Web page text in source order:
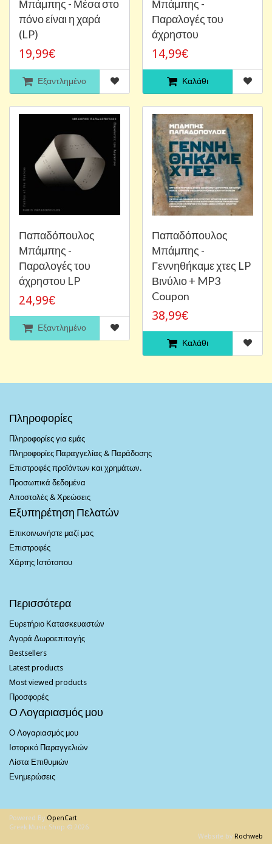
Μπάμπης - Μέσα στο
πόνο είναι η χαρά
(LP)
19,99€
Εξαντλημένο
Μπάμπης -
Παραλογές του
άχρηστου
14,99€
Καλάθι
Παπαδόπουλος
Μπάμπης -
Παραλογές του
άχρηστου LP
24,99€
Εξαντλημένο
Παπαδόπουλος
Μπάμπης -
Γεννηθήκαμε χτες LP
Βινύλιο + MP3
Coupon
38,99€
Καλάθι
Πληροφορίες
Πληροφορίες για εμάς
Πληροφορίες Παραγγελίας & Παράδοσης
Επιστροφές προϊόντων και χρημάτων.
Προσωπικά δεδομένα
Αποστολές & Χρεώσεις
Εξυπηρέτηση Πελατών
Επικοινωνήστε μαζί μας
Επιστροφές
Χάρτης Ιστότοπου
Περισσότερα
Ευρετήριο Κατασκευαστών
Αγορά Δωροεπιταγής
Bestsellers
Latest products
Most viewed products
Προσφορές
Ο Λογαριασμός μου
Ο Λογαριασμός μου
Ιστορικό Παραγγελιών
Λίστα Επιθυμιών
Ενημερώσεις
Powered By OpenCart
Greek Music Shop © 2026
Website by Rochweb